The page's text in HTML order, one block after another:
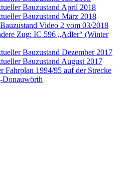
Bauzustand April 2018
Bauzustand März 2018
Video 2 vom 03/2018
Zug: IC 596 „Adler“ (Winter
Bauzustand Dezember 2017
Bauzustand August 2017
Fahrplan 1994/95 auf der Strecke
Donauwörth